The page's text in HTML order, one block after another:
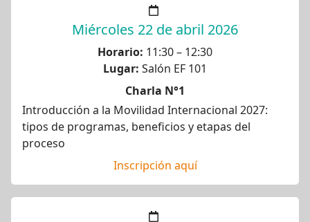
Miércoles 22 de abril 2026
Horario: 11:30 – 12:30
Lugar: Salón EF 101
Charla N°1
Introducción a la Movilidad Internacional 2027:
tipos de programas, beneficios y etapas del
proceso
Inscripción aquí